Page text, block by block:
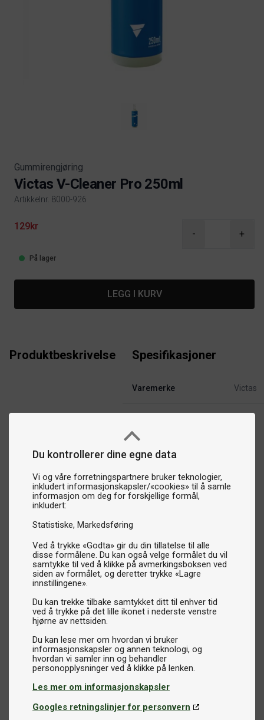
Du kontrollerer dine egne data
Vi og våre forretningspartnere bruker teknologier,
inkludert informasjonskapsler/«cookies» til å samle
informasjon om deg for forskjellige formål,
inkludert:
Statistiske Markedsføring
Ved å trykke «Godta» gir du din tillatelse til alle
disse formålene. Du kan også velge formålet du vil
samtykke til ved å klikke på avmerkingsboksen ved
siden av formålet, og deretter trykke «Lagre
innstillingene».
Du kan trekke tilbake samtykket ditt til enhver tid
ved å trykke på det lille ikonet i nederste venstre
hjørne av nettsiden.
Du kan lese mer om hvordan vi bruker
informasjonskapsler og annen teknologi, og
hvordan vi samler inn og behandler
Les mer om informasjonskapsler
Googles retningslinjer for personvern
Gummirengjøring
Victas V-Cleaner Pro 250ml
Artikkelnr. 8000-926
Product information
129kr
- +
På lager
LEGG I KURV
Produktbeskrivelse Spesifikasjoner
Varemerke Victas